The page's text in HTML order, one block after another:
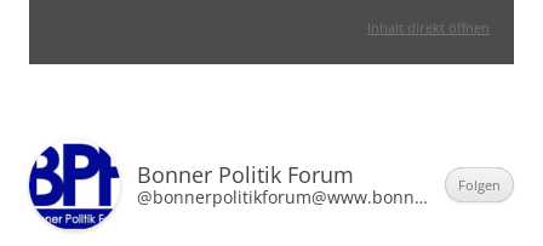
Inhalt direkt öffnen
Bonner Politik Forum
@bonnerpolitikforum@www.bonner-politik-forum.de
Folgen